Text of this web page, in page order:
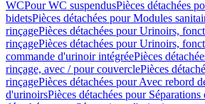
WCPour WC suspendusPièces détachées
bidetsPièces détachées pour Modules
rinçagePièces détachées pour Urinoirs,
rinçagePièces détachées pour Urinoirs,
commande d'urinoir intégréePièces
rinçage, avec / pour couverclePièces
rinçagePièces détachées pour Avec rebord
d'urinoirsPièces détachées pour